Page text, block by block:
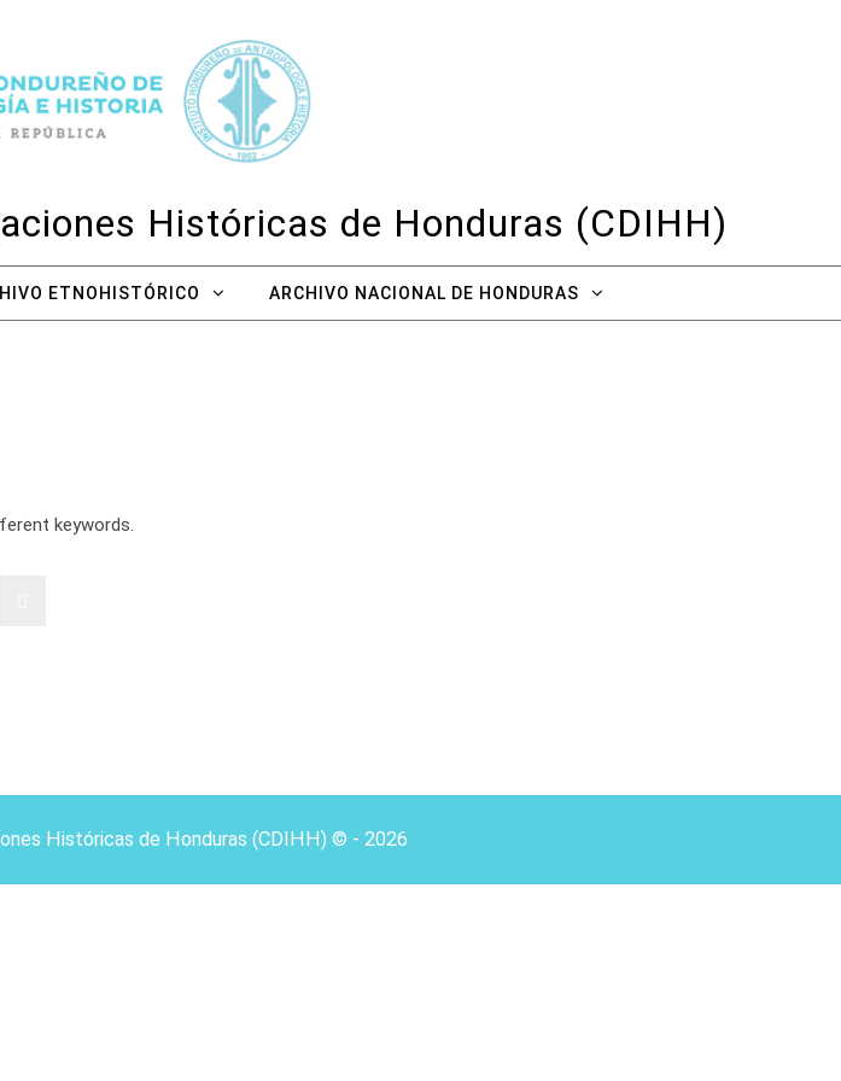
Históricas de Honduras (CDIHH)
ETNOHISTÓRICO ARCHIVO NACIONAL DE HONDURAS
keywords.
Históricas de Honduras (CDIHH) © - 2026